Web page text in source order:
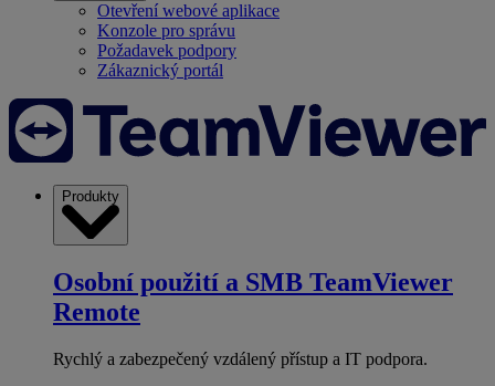
Otevření webové aplikace
Konzole pro správu
Požadavek podpory
Zákaznický portál
Produkty
Osobní použití a SMB TeamViewer
Remote
Rychlý a zabezpečený vzdálený přístup a IT podpora.